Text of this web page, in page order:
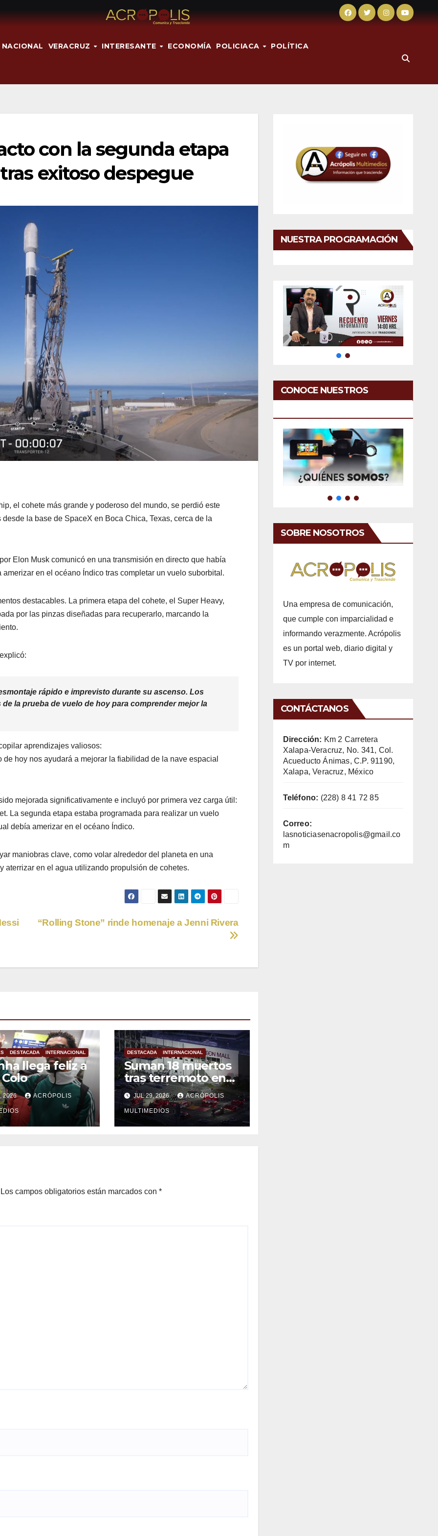
NACIONAL VERACRUZ INTERESANTE ECONOMÍA POLICIACA POLÍTICA
con la segunda etapa
exitoso despegue
el cohete más grande y poderoso del mundo, se perdió este
la base de SpaceX en Boca Chica, Texas, cerca de la
Elon Musk comunicó en una transmisión en directo que había
en el océano Índico tras completar un vuelo suborbital.
destacables. La primera etapa del cohete, el Super Heavy,
por las pinzas diseñadas para recuperarlo, marcando la
rápido e imprevisto durante su ascenso. Los
la prueba de vuelo de hoy para comprender mejor la
aprendizajes valiosos:
hoy nos ayudará a mejorar la fiabilidad de la nave espacial
mejorada significativamente e incluyó por primera vez carga útil:
La segunda etapa estaba programada para realizar un vuelo
debía amerizar en el océano Índico.
maniobras clave, como volar alrededor del planeta en una
aterrizar en el agua utilizando propulsión de cohetes.
“Rolling Stone” rinde homenaje a Jenni Rivera
DESTACADA INTERNACIONAL
llega feliz a
2026 ACRÓPOLIS
DESTACADA INTERNACIONAL
Suman 18 muertos
tras terremoto en
Japón
JUL 29, 2026 ACRÓPOLIS
MULTIMEDIOS
Los campos obligatorios están marcados con *
NUESTRA PROGRAMACIÓN
CONOCE NUESTROS
SOBRE NOSOTROS
Una empresa de comunicación,
que cumple con imparcialidad e
informando verazmente. Acrópolis
es un portal web, diario digital y
TV por internet.
CONTÁCTANOS
Dirección: Km 2 Carretera
Xalapa-Veracruz, No. 341, Col.
Acueducto Ánimas, C.P. 91190,
Xalapa, Veracruz, México
Teléfono: (228) 8 41 72 85
Correo:
lasnoticiasenacropolis@gmail.co
m